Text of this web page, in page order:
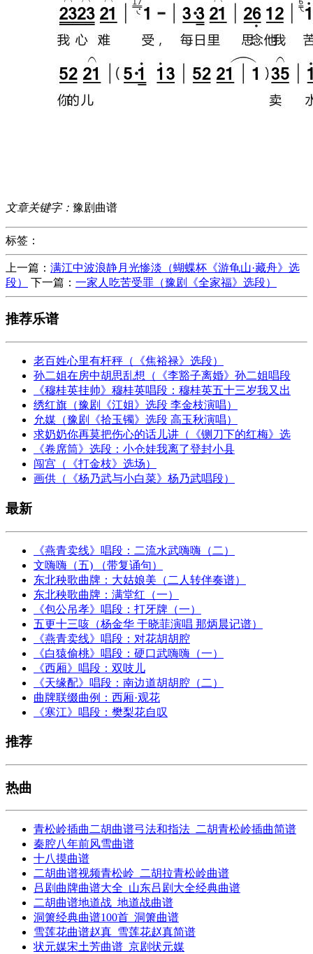
文章关键字： 豫剧曲谱
标签：
上一篇： 满江中波浪静月光惨淡（蝴蝶杯《游龟山·藏舟》选
段）
下一篇： 一家人吃苦受罪（豫剧《全家福》选段）
推荐乐谱
老百姓心里有杆秤（《焦裕禄》选段）
孙二姐在房中胡思乱想（《李豁子离婚》孙二姐唱段
《穆桂英挂帅》穆桂英唱段：穆桂英五十三岁我又出
绣红旗（豫剧《江姐》选段 李金枝演唱）
允媒（豫剧《拾玉镯》选段 高玉秋演唱）
求奶奶你再莫把伤心的话儿讲（《铡刀下的红梅》选
《卷席筒》选段：小仓娃我离了登封小县
闯宫（《打金枝》选场）
画供（《杨乃武与小白菜》杨乃武唱段）
最新
《燕青卖线》唱段：二流水武嗨嗨（二）
文嗨嗨（五) （带复诵句）
东北秧歌曲牌：大姑娘美（二人转伴奏谱）
东北秧歌曲牌：满堂红（一）
《包公吊孝》唱段：打牙牌（一）
五更十三咳（杨金华 于晓菲演唱 那炳晨记谱）
《燕青卖线》唱段：对花胡胡腔
《白猿偷桃》唱段：硬口武嗨嗨（一）
《西厢》唱段：双吱儿
《天缘配》唱段：南边道胡胡腔（二）
曲牌联缀曲例：西厢·观花
《寒江》唱段：樊梨花自叹
推荐
热曲
青松岭插曲二胡曲谱弓法和指法_二胡青松岭插曲简谱
秦腔八年前风雪曲谱
十八摸曲谱
二胡曲谱视频青松岭_二胡拉青松岭曲谱
吕剧曲牌曲谱大全_山东吕剧大全经典曲谱
二胡曲谱地道战_地道战曲谱
洞箫经典曲谱100首_洞箫曲谱
雪莲花曲谱赵真_雪莲花赵真简谱
状元媒宋土芳曲谱_京剧状元媒